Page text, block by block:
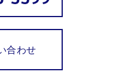
合わせ